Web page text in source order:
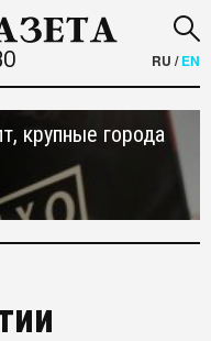
RU /EN
крупные города